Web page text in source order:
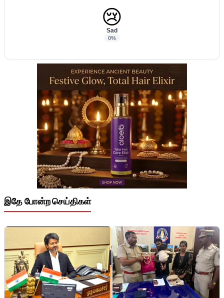
😢
Sad
0%
இதே போன்ற செய்திகள்